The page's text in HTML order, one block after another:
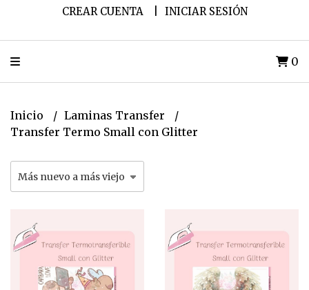
CREAR CUENTA INICIAR SESIÓN
0
Inicio
Laminas Transfer
Transfer Termo Small con Glitter